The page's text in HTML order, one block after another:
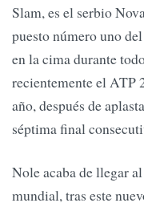
Slam, es el serbio
puesto número uno
en la cima durante
recientemente el ATP
año, después de
séptima final
Nole acaba de llegar
mundial, tras este